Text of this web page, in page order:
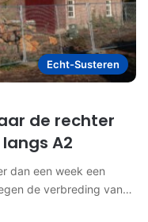
Echt-Susteren
de rechter
A2
dan een week een
de verbreding van…